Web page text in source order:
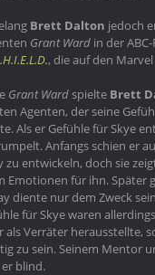
Brett Dalton jedoch
Grant Ward in der
, die auf den
Grant Wardspielte Brett
Agenten, der seine
Als er Gefühle für Skye
Anfangs schien er
zu entwickeln, doch sie
Emotionen für ihn. Später
diente nur dem Zweck
für Skye waren
als Verräter herausstellte,
zu sein. Seinem Mentor
blind.